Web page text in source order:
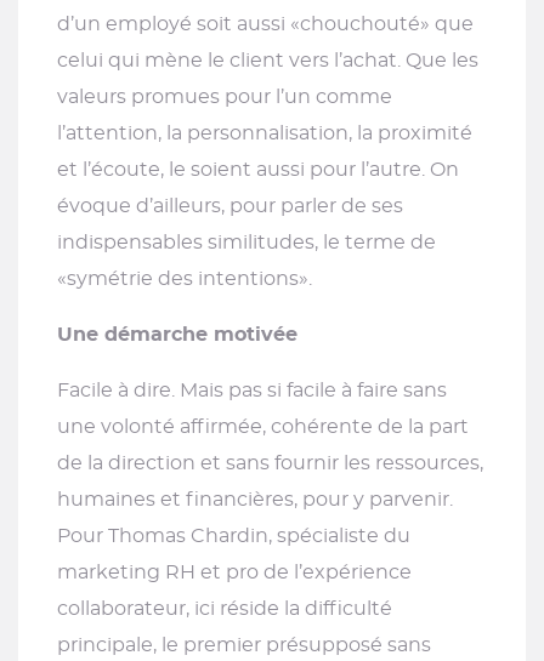
d’un employé soit aussi «chouchouté» que
celui qui mène le client vers l’achat. Que les
valeurs promues pour l’un comme
l’attention, la personnalisation, la proximité
et l’écoute, le soient aussi pour l’autre. On
évoque d’ailleurs, pour parler de ses
indispensables similitudes, le terme de
«symétrie des intentions».
Une démarche motivée
Facile à dire. Mais pas si facile à faire sans
une volonté affirmée, cohérente de la part
de la direction et sans fournir les ressources,
humaines et financières, pour y parvenir.
Pour Thomas Chardin, spécialiste du
marketing RH et pro de l’expérience
collaborateur, ici réside la difficulté
principale, le premier présupposé sans